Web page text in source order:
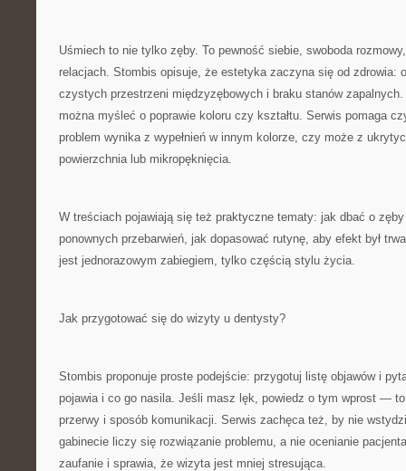
Uśmiech to nie tylko zęby. To pewność siebie, swoboda
relacjach. Stombis opisuje, że estetyka zaczyna się od zdrowia:
czystych przestrzeni międzyzębowych i braku stanów
można myśleć o poprawie koloru czy kształtu. Serwis pomaga
problem wynika z wypełnień w innym kolorze, czy może z
powierzchnia lub mikropęknięcia.
W treściach pojawiają się też praktyczne tematy: jak dbać o
ponownych przebarwień, jak dopasować rutynę, aby efekt był
jest jednorazowym zabiegiem, tylko częścią stylu życia.
Jak przygotować się do wizyty u dentysty?
Stombis proponuje proste podejście: przygotuj listę objawów i
pojawia i co go nasila. Jeśli masz lęk, powiedz o tym wprost —
przerwy i sposób komunikacji. Serwis zachęca też, by nie
gabinecie liczy się rozwiązanie problemu, a nie ocenianie
zaufanie i sprawia, że wizyta jest mniej stresująca.